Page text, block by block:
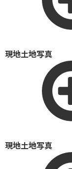
現地土地写真
現地土地写真